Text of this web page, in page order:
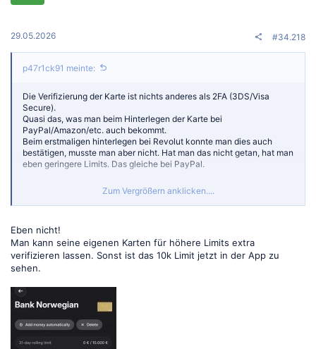
:
29.05.2026 #34.218
p47r1ck91 meinte:
Die Verifizierung der Karte ist nichts anderes als 2FA (3DS/Visa
Secure).
Quasi das, was man beim Hinterlegen der Karte bei
PayPal/Amazon/etc. auch bekommt.
Beim erstmaligen hinterlegen bei Revolut konnte man dies auch
bestätigen, musste man aber nicht. Hat man das nicht getan, hat man
eben geringere Limits. Das gleiche bei PayPal.
Beitrag automatisch zusammengeführt:29.05.2026
Revolut ändert nur die Aufladung direkt per Karte. Apple Pay ist eine
andere Einzahlungsmethode, auch wenn eine Karte dahinter liegt.
Zum Vergrößern anklicken....
Eben nicht!
Man kann seine eigenen Karten für höhere Limits extra
verifizieren lassen. Sonst ist das 10k Limit jetzt in der App zu
sehen.